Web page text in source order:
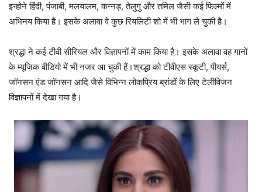
इन्होने हिंदी, पंजाबी, मलयालम, कन्नड़, तेलुगु और तमिल जैसी कई फिल्मों में
अभिनय किया है। इसके अलावा वे कुछ रियलिटी शो में भी भाग ले चुकी है।
श्रद्धा ने कई टीवी सीरियल और विज्ञापनों में काम किया है। इसके अलावा वह गानों
के म्यूजिक वीडियो में भी नजर आ चुकी हैं।श्रद्धा को टीवीएस स्कूटी, पीयर्स,
जॉनसन एंड जॉनसन आदि जैसे विभिन्न लोकप्रिय ब्रांडों के लिए टेलीविजन
विज्ञापनों में देखा गया है।